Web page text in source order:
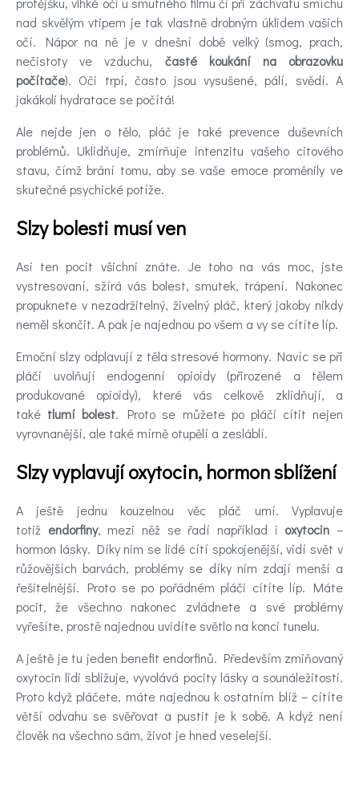
nad skvělým vtipem je tak vlastně drobným úklidem vašich
očí. Nápor na ně je v dnešní době velký (smog, prach,
nečistoty ve vzduchu, časté koukání na obrazovku
počítače). Oči trpí, často jsou vysušené, pálí, svědí. A
jakákoli hydratace se počítá!
Ale nejde jen o tělo, pláč je také prevence duševních
problémů. Uklidňuje, zmírňuje intenzitu vašeho citového
stavu, čímž brání tomu, aby se vaše emoce proměnily ve
skutečné psychické potíže.
Slzy bolesti musí ven
Asi ten pocit všichni znáte. Je toho na vás moc, jste
vystresovaní, sžírá vás bolest, smutek, trápení. Nakonec
propuknete v nezadržitelný, živelný pláč, který jakoby nikdy
neměl skončit. A pak je najednou po všem a vy se cítíte líp.
Emoční slzy odplavují z těla stresové hormony. Navíc se při
pláči uvolňují endogenní opioidy (přirozené a tělem
produkované opioidy), které vás celkově zklidňují, a
také tlumí bolest. Proto se můžete po pláči cítit nejen
vyrovnanější, ale také mírně otupělí a zesláblí.
Slzy vyplavují oxytocin, hormon sblížení
A ještě jednu kouzelnou věc pláč umí. Vyplavuje
totiž endorfiny, mezi něž se řadí například i oxytocin –
hormon lásky. Díky nim se lidé cítí spokojenější, vidí svět v
růžovějších barvách, problémy se díky nim zdají menší a
řešitelnější. Proto se po pořádném pláči cítíte líp. Máte
pocit, že všechno nakonec zvládnete a své problémy
vyřešíte, prostě najednou uvidíte světlo na konci tunelu.
A ještě je tu jeden benefit endorfinů. Především zmiňovaný
oxytocin lidi sbližuje, vyvolává pocity lásky a sounáležitosti.
Proto když pláčete, máte najednou k ostatním blíž – cítíte
větší odvahu se svěřovat a pustit je k sobě. A když není
člověk na všechno sám, život je hned veselejší.